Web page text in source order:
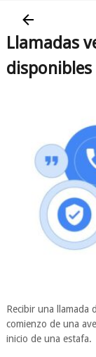
Llamadas
disponibles
Recibir una llamada
comienzo de una
inicio de una estafa.